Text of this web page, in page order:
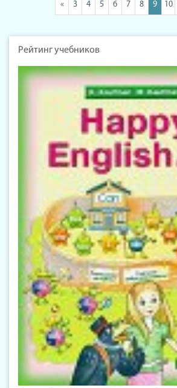
« 3 4 5 6 7 8 9 10
Рейтинг учебников